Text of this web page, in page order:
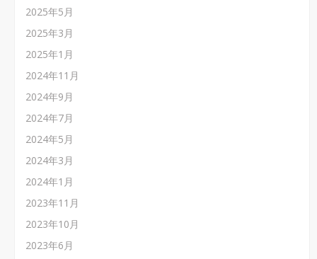
2025年5月
2025年3月
2025年1月
2024年11月
2024年9月
2024年7月
2024年5月
2024年3月
2024年1月
2023年11月
2023年10月
2023年6月